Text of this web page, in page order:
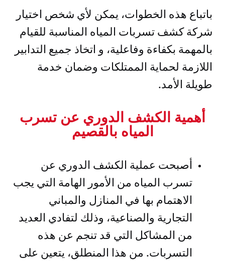
باتباع هذه الخطوات، يمكن لأي شخص اختيار
شركة كشف تسربات المياه المناسبة للقيام
بالمهمة بكفاءة وفاعلية، و اتخاذ جميع التدابير
اللازمة لحماية الممتلكات وضمان خدمة
طويلة الأمد.
أهمية الكشف الدوري عن تسرب
المياه بالقصيم
أصبحت عملية الكشف الدوري عن
تسرب المياه من الأمور الهامة التي يجب
الاهتمام بها في المنازل والمباني
التجارية والصناعية، وذلك لتفادي العديد
من المشاكل التي قد تنجم عن هذه
التسربات. من هذا المنطلق، يتعين على